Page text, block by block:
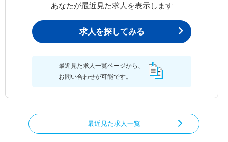
あなたが最近見た求人を表示します
求人を探してみる
最近見た求人一覧ページから、
お問い合わせが可能です。
最近見た求人一覧